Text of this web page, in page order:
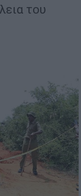
του